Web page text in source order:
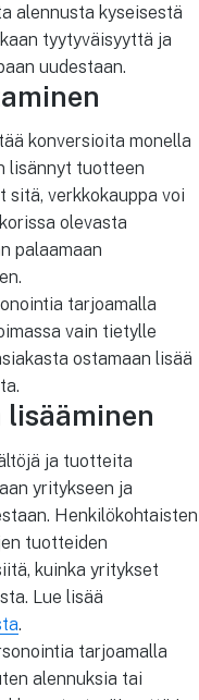
alennusta kyseisestä
tyytyväisyyttä ja
uudestaan.
konversioita monella
lisännyt tuotteen
sitä, verkkokauppa voi
olevasta
palaamaan
tarjoamalla
vain tietylle
ostamaan lisää
ja tuotteita
yritykseen ja
Henkilökohtaisten
tuotteiden
kuinka yritykset
Lue lisää
.
tarjoamalla
alennuksia tai